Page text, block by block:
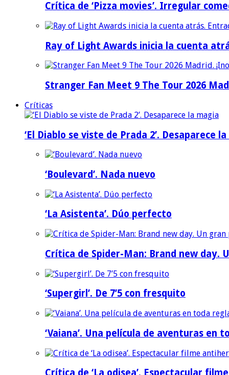
Crítica de ‘Pizza movies’. Irregular
Ray of Light Awards inicia la cuenta
Stranger Fan Meet 9 The Tour 2026
Críticas
‘El Diablo se viste de Prada 2’. Desaparece
‘Boulevard’. Nada nuevo
‘La Asistenta’. Dúo perfecto
Crítica de Spider-Man: Brand new day.
‘Supergirl’. De 7’5 con fresquito
‘Vaiana’. Una película de aventuras en
Crítica de ‘La odisea’. Espectacular